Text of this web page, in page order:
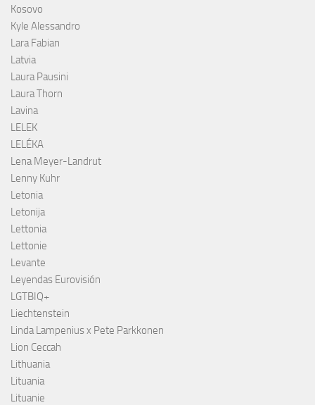
Kosovo
Kyle Alessandro
Lara Fabian
Latvia
Laura Pausini
Laura Thorn
Lavina
LELEK
LELÉKA
Lena Meyer-Landrut
Lenny Kuhr
Letonia
Letonija
Lettonia
Lettonie
Levante
Leyendas Eurovisión
LGTBIQ+
Liechtenstein
Linda Lampenius x Pete Parkkonen
Lion Ceccah
Lithuania
Lituania
Lituanie